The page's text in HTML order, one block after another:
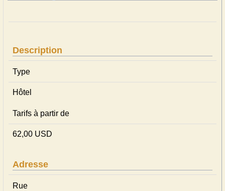
Description
Type
Hôtel
Tarifs à partir de
62,00 USD
Adresse
Rue